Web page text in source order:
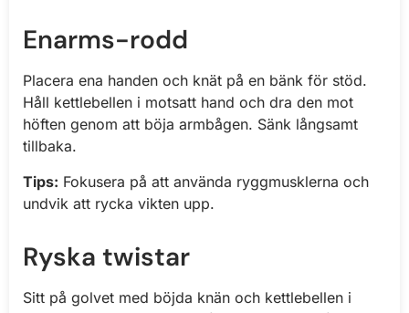
Enarms-rodd
Placera ena handen och knät på en bänk för stöd.
Håll kettlebellen i motsatt hand och dra den mot
höften genom att böja armbågen. Sänk långsamt
tillbaka.
Tips: Fokusera på att använda ryggmusklerna och
undvik att rycka vikten upp.
Ryska twistar
Sitt på golvet med böjda knän och kettlebellen i